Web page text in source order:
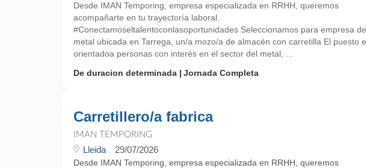
Desde IMAN Temporing, empresa especializada en RRHH, queremos
acompañarte en tu trayectoría laboral.
#Conectamoseltalentoconlasoportunidades Seleccionamos para empresa
metal ubicada en Tarrega, un/a mozo/a de almacén con carretilla El puesto
orientadoa personas con interés en el sector del metal, ...
De duracion determinada
Jornada Completa
Carretillero/a fabrica
IMAN TEMPORING
Lleida 29/07/2026
Desde IMAN Temporing, empresa especializada en RRHH, queremos